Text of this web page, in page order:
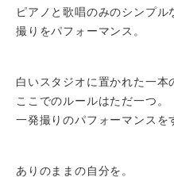
ピアノと歌唱のみのシンプ
撮りをパフォーマンス。
白いスタジオに置かれた一本
ここでのルールはただ一つ。
一発撮りのパフォーマンスを
ありのままの自分を。